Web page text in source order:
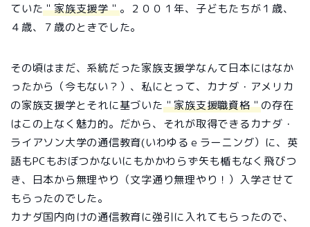
ていた＂家族支援学＂。２００１年、子どもたちが１歳、
４歳、７歳のときでした。
その頃はまだ、系統だった家族支援学なんて日本にはなか
ったから（今もない？）、私にとって、カナダ・アメリカ
の家族支援学とそれに基づいた＂家族支援職資格＂の存在
はこの上なく魅力的。だから、それが取得できるカナダ・
ライアソン大学の通信教育(いわゆるｅラーニング）に、英
語もPCもおぼつかないにもかかわらず矢も楯もなく飛びつ
き、日本から無理やり（文字通り無理やり！）入学させて
もらったのでした。
カナダ国内向けの通信教育に強引に入れてもらったので、